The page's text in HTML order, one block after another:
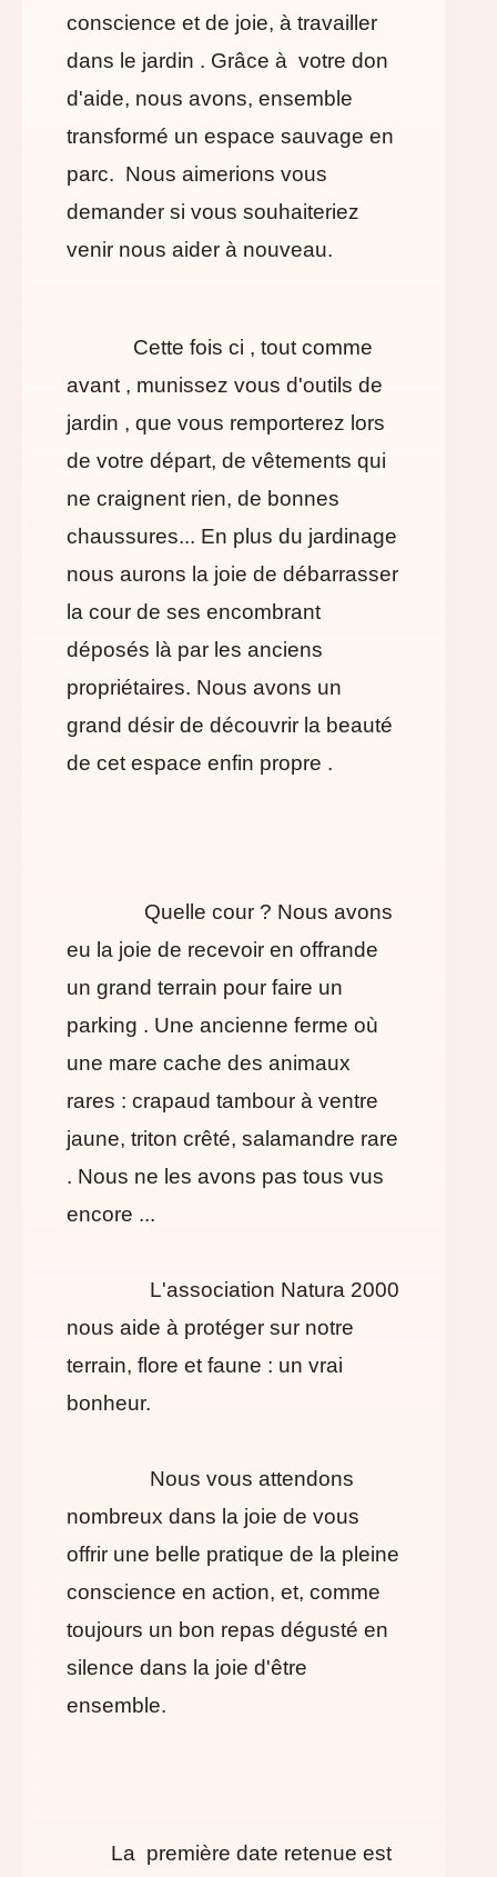
conscience et de joie, à travailler
dans le jardin . Grâce à votre don
d'aide, nous avons, ensemble
transformé un espace sauvage en
parc. Nous aimerions vous
demander si vous souhaiteriez
venir nous aider à nouveau.
Cette fois ci , tout comme
avant , munissez vous d'outils de
jardin , que vous remporterez lors
de votre départ, de vêtements qui
ne craignent rien, de bonnes
chaussures... En plus du jardinage
nous aurons la joie de débarrasser
la cour de ses encombrant
déposés là par les anciens
propriétaires. Nous avons un
grand désir de découvrir la beauté
de cet espace enfin propre .
Quelle cour ? Nous avons
eu la joie de recevoir en offrande
un grand terrain pour faire un
parking . Une ancienne ferme où
une mare cache des animaux
rares : crapaud tambour à ventre
jaune, triton crêté, salamandre rare
. Nous ne les avons pas tous vus
encore ...
L'association Natura 2000
nous aide à protéger sur notre
terrain, flore et faune : un vrai
bonheur.
Nous vous attendons
nombreux dans la joie de vous
offrir une belle pratique de la pleine
conscience en action, et, comme
toujours un bon repas dégusté en
silence dans la joie d'être
ensemble.
La première date retenue est